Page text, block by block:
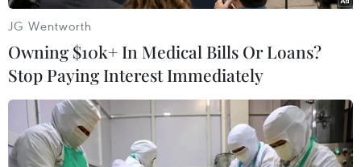
Tranh cãi về hàng ghế gỗ Đồng Kỵ
trong Nhà hát Dân ca Quan họ Bắc Ninh
15/05/2023 09:37
như: Tranh cãi về hàng ghế gỗ Đồng Kỵ trong Nhà hát
dân ca Quan họ Bắc Ninh; Nguyễn Thái Luyện Alibaba
bị đề nghị y án chung thân.
JG Wentworth
Owning $10k+ In Medical Bills Or Loans?
Stop Paying Interest Immediately